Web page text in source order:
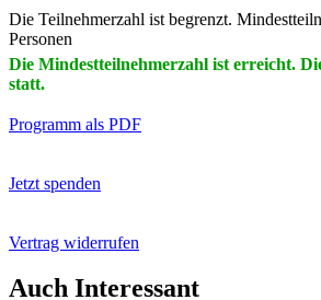
Die Teilnehmerzahl ist begrenzt.
Personen
Die Mindestteilnehmerzahl ist erreicht.
statt.
Programm als PDF
Jetzt spenden
Vertrag widerrufen
Auch Interessant